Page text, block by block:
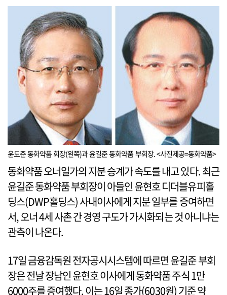
윤도준 동화약품 회장(왼쪽)과 윤길준 동화약품 부회장. <사진제공=동화약품>
동화약품 오너일가의 지분 승계가 속도를 내고 있다. 최근
윤길준 동화약품 부회장이 아들인 윤현호 디더블유피홀
딩스(DWP홀딩스) 사내이사에게 지분 일부를 증여하면
서, 오너 4세 사촌 간 경영 구도가 가시화되는 것 아니냐는
관측이 나온다.
17일 금융감독원 전자공시시스템에 따르면 윤길준 부회
장은 전날 장남인 윤현호 이사에게 동화약품 주식 1만
6000주를 증여했다. 이는 16일 종가(6030원) 기준 약